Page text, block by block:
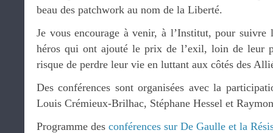
beau des patchwork au nom de la Liberté.
Je vous encourage à venir, à l’Institut, pour suivre
héros qui ont ajouté le prix de l’exil, loin de leur
risque de perdre leur vie en luttant aux côtés des
Des conférences sont organisées avec la
Louis Crémieux-Brilhac, Stéphane Hessel et
Programme des conférences sur De Gaulle et la